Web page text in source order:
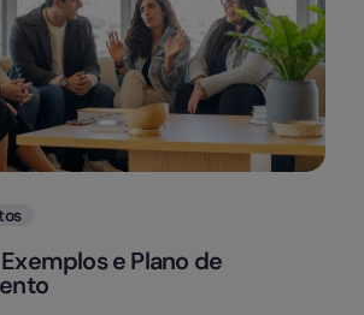
e Plano de